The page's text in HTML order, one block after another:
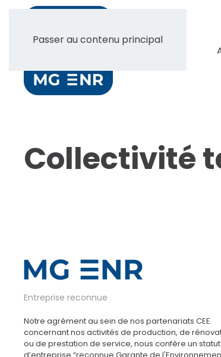
Passer au contenu principal
Collectivité
Entreprise reconnue
Notre agrément au sein de nos partenariats CEE
concernant nos activités de production, de
ou de prestation de service, nous confère un statut